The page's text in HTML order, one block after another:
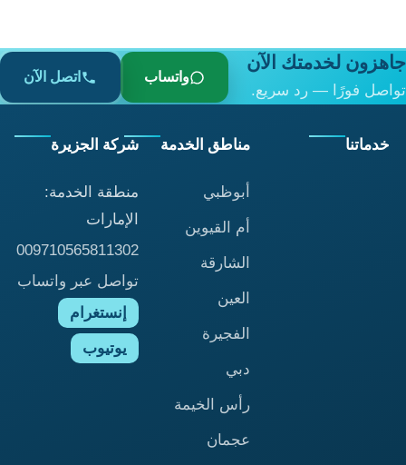
جاهزون لخدمتك الآن
تواصل فورًا — رد سريع.
واتساب اتصل الآن
خدماتنا مناطق الخدمة
أبوظبي
أم القيوين
الشارقة
العين
الفجيرة
دبي
رأس الخيمة
عجمان
شركة الجزيرة
منطقة الخدمة:
الإمارات
009710565811302
تواصل عبر واتساب
إنستغرام
يوتيوب